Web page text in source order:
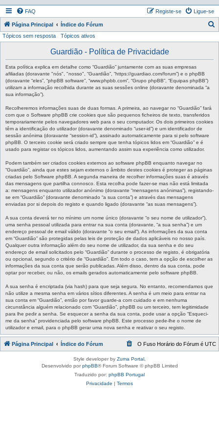
FAQ Ligue-se
Registe-se
Página Principal Índice do Fórum
Tópicos sem resposta Tópicos ativos
Guardião - Política de Privacidade
Esta política explica em detalhe como “Guardião” juntamente com as suas empresas
afiliadas (doravante "nós", "nosso", “Guardião”, “https://guardiao.com/forum”) e o phpBB
(doravante “eles”, “phpBB software”, “www.phpbb.com”, “Grupo phpBB”, “Equipas phpBB”)
utilizam a informação recolhida durante as suas sessões online (doravante denominada “a
sua informação”).
Recolheremos informações suas de duas formas. A primeira, ao navegar no “Guardião” fará
com que o Software phpBB crie cookies que são pequenos ficheiros de texto, transferidos
temporariamente pelos navegadores web para o seu computador. Os dois primeiros cookies
têm a identificação do utilizador (doravante denominado “user-id”) e um identificador de
sessão anónima (doravante “session-id”), assinado automaticamente para si pelo software
phpBB. O terceiro cookie será criado sempre que tenha tópicos lidos em “Guardião” e é
usado para registar os tópicos lidos, aumentando assim sua experiência como utilizador.
Podem também ser criados cookies externos ao software phpBB enquanto navegar no
“Guardião”, ainda que estes sejam externos o âmbito destes cookies é proteger as páginas
criadas pelo Software phpBB. A segunda maneira de recolher informações suas é através
das mensagens que partilha connosco. Esta recolha pode fazer-se mas não está limitada
a: mensagens enquanto utilizador anónimo (doravante “mensagens anónimas”), registando-
se em “Guardião” (doravante denominado “a sua conta”) e através das mensagens
enviadas por si depois do registo e quando ligado (doravante “as suas mensagens”).
A sua conta deverá ter no mínimo um nome único (doravante “o seu nome de utilizador”),
uma senha pessoal utilizada para entrar na sua conta (doravante, “a sua senha”) e um
endereço pessoal de email válido (doravante “o seu email”). As informações da sua conta
em “Guardião” são protegidas pelas leis de proteção de dados aplicáveis no nosso país.
Qualquer outra informação além do seu nome de utilizador, da sua senha e do seu
endereço de email solicitados pelo “Guardião” durante o processo de registo, é obrigatória
ou opcional, segundo o critério de “Guardião”. Em todo o caso, tem a opção de escolher as
informações da sua conta que serão publicadas. Além disso, dentro da sua conta, pode
optar por receber, ou não, os emails gerados automaticamente pelo software phpBB.
A sua senha é encriptada (via hash) para que seja segura. No entanto, recomendamos que
não utilize a mesma senha em vários sítios diferentes. A senha é um meio para entrar na
sua conta em “Guardião”, então por favor guarde-a com cuidado e em nenhuma
circunstância alguém relacionado com “Guardião”, phpBB ou um terceiro, tem legitimidade
para lhe pedir a senha. Se esquecer a senha da sua conta, pode usar a opção “Esqueci-
me da senha” providenciada pelo software phpBB. Este processo pede-lhe o nome de
utilizador e email, para o phpBB gerar uma nova senha e reativar o seu registo.
Página Principal Índice do Fórum O Fuso Horário do Fórum é UTC
Style developer by Zuma Portal
Desenvolvido porphpBB® Forum Software © phpBB Limited
Traduzido por: phpBB Portugal
Privacidade | Termos